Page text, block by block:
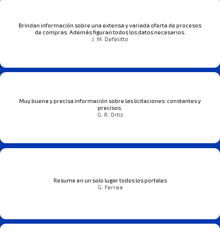
Brindan información sobre una extensa y variada oferta de procesos
de compras. Además figuran todos los datos necesarios.
J. M. Defelitto
Muy buena y precisa información sobre las licitaciones: constantes y
precisos.
G. R. Ortiz
Resume en un solo lugar todos los portales
G. Ferrea